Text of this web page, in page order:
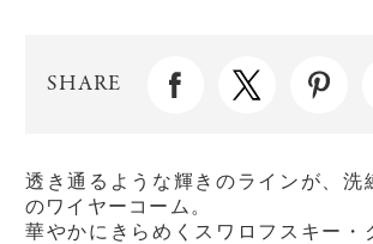
SHARE
透き通るような輝きのラインが、洗
のワイヤーコーム。
華やかにきらめくスワロフスキー・